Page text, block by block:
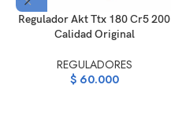
Regulador Akt Ttx 180 Cr5 200
Calidad Original
REGULADORES
$60.000